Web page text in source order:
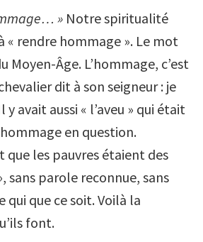
» Notre spiritualité
« rendre hommage ». Le mot
Moyen-Âge. L’hommage, c’est
dit à son seigneur : je
avait aussi « l’aveu » qui était
en question.
que les pauvres étaient des
sans parole reconnue, sans
qui que ce soit. Voilà la
font.